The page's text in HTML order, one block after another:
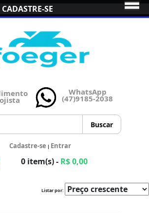
CADASTRE-SE
WhatsApp
(47)9185-2038
Cadastre-se | Entrar
0 item(s) - R$ 0,00
Listar por: